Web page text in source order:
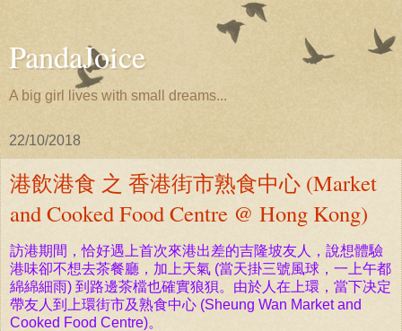
PandaJoice
A big girl lives with small dreams...
22/10/2018
港飲港食 之 香港街市熟食中心 (Market
and Cooked Food Centre @ Hong Kong)
訪港期間，恰好遇上首次來港出差的吉隆坡友人
，說想體驗
港味卻不想去茶餐廳，加上天氣 (當天掛三號風球，一上午都
綿綿細雨) 到路邊茶檔也確實狼狽。由於人在上環，當下决定
帶友人到上環街市及熟食中心 (Sheung Wan Market and
Cooked Food Centre)。